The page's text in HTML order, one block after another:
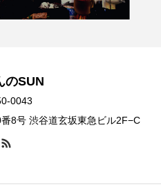
のSUN
0043
8号 渋谷道玄坂東急ビル2F−C